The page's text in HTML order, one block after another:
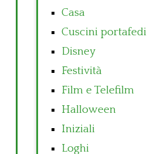
Casa
Cuscini portafedi
Disney
Festività
Film e Telefilm
Halloween
Iniziali
Loghi